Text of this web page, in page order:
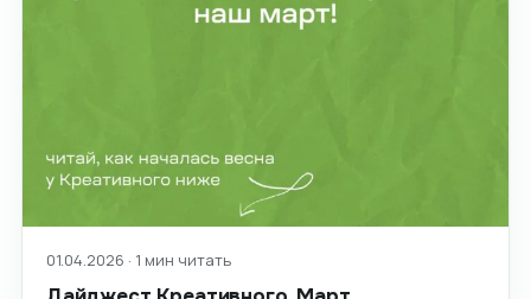
01.04.2026 · 1 мин читать